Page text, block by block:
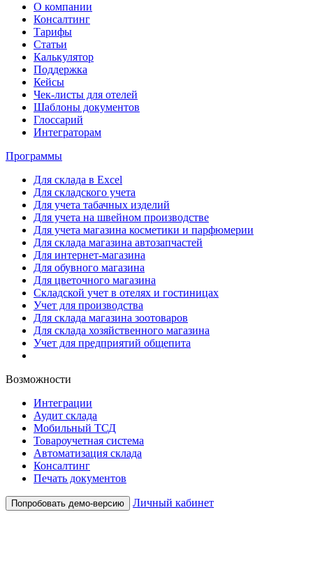
О компании
Консалтинг
Тарифы
Статьи
Калькулятор
Поддержка
Кейсы
Чек-листы для отелей
Шаблоны документов
Глоссарий
Интеграторам
Программы
Для склада в Excel
Для складского учета
Для учета табачных изделий
Для учета на швейном производстве
Для учета магазина косметики и парфюмерии
Для склада магазина автозапчастей
Для интернет-магазина
Для обувного магазина
Для цветочного магазина
Складской учет в отелях и гостиницах
Учет для производства
Для склада магазина зоотоваров
Для склада хозяйственного магазина
Учет для предприятий общепита
Возможности
Интеграции
Аудит склада
Мобильный ТСД
Товароучетная система
Автоматизация склада
Консалтинг
Печать документов
Попробовать демо-версию Личный кабинет